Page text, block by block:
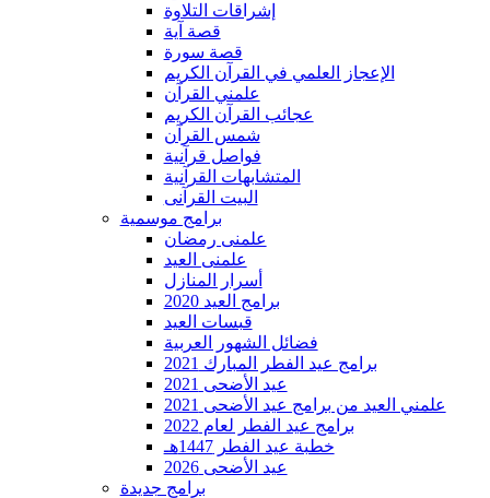
إشراقات التلاوة
قصة آية
قصة سورة
الإعجاز العلمي في القرآن الكريم
علمني القرآن
عجائب القرآن الكريم
شمس القرآن
فواصل قرآنية
المتشابهات القرآنية
البيت القرآنى
برامج موسمية
علمنى رمضان
علمنى العيد
أسرار المنازل
برامج العيد 2020
قبسات العيد
فضائل الشهور العربية
برامج عيد الفطر المبارك 2021
عيد الأضحى 2021
علمني العيد من برامج عيد الأضحى 2021
برامج عيد الفطر لعام 2022
خطبة عيد الفطر 1447هـ
عيد الأضحى 2026
برامج جديدة